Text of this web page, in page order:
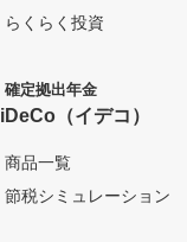
らくらく投資
確定拠出年金
iDeCo（イデコ）
商品一覧
節税シミュレーション